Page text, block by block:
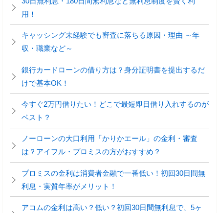
用！
キャッシング未経験でも審査に落ちる原因・理由 ～年
収・職業など～
銀行カードローンの借り方は？身分証明書を提出するだ
けで基本OK！
今すぐ2万円借りたい！どこで最短即日借り入れするのが
ベスト？
ノーローンの大口利用「かりかエール」の金利・審査
は？アイフル・プロミスの方がおすすめ？
プロミスの金利は消費者金融で一番低い！初回30日間無
利息・実質年率がメリット！
アコムの金利は高い？低い？初回30日間無利息で、5ヶ